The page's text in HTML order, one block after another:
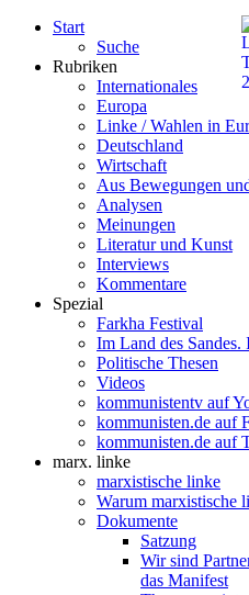
Start
Suche
Rubriken
Internationales
Europa
Linke / Wahlen in
Deutschland
Wirtschaft
Aus Bewegungen
Analysen
Meinungen
Literatur und Kunst
Interviews
Kommentare
Spezial
Farkha Festival
Im Land des Sandes.
Politische Thesen
Videos
kommunistentv auf
kommunisten.de auf
kommunisten.de auf
marx. linke
marxistische linke
Warum marxistische
Dokumente
Satzung
Wir sind
das Manifest